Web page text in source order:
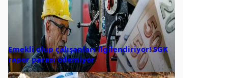
Emekli olup çalışanları ilgilendiriyor! SGK
rapor parası ödemiyor